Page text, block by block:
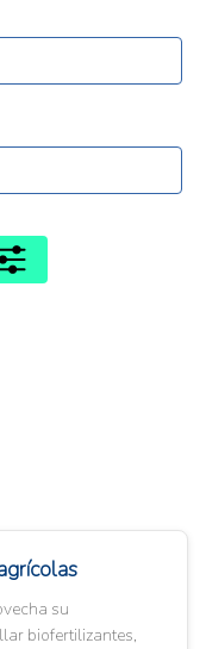
su
biofertilizantes,